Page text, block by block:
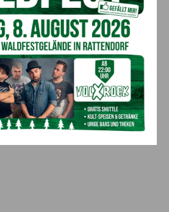
5. August 2026
Anzeige